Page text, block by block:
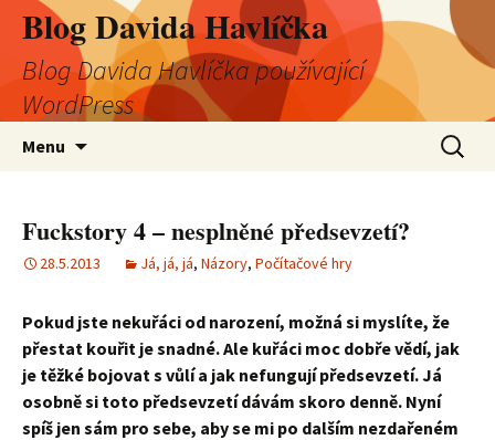
Blog Davida Havlíčka
Blog Davida Havlíčka používající
WordPress
Menu
Fuckstory 4 – nesplněné předsevzetí?
28.5.2013 Já, já, já, Názory, Počítačové hry
Pokud jste nekuřáci od narození, možná si myslíte, že
přestat kouřit je snadné. Ale kuřáci moc dobře vědí, jak
je těžké bojovat s vůlí a jak nefungují předsevzetí. Já
osobně si toto předsevzetí dávám skoro denně. Nyní
spíš jen sám pro sebe, aby se mi po dalším nezdařeném